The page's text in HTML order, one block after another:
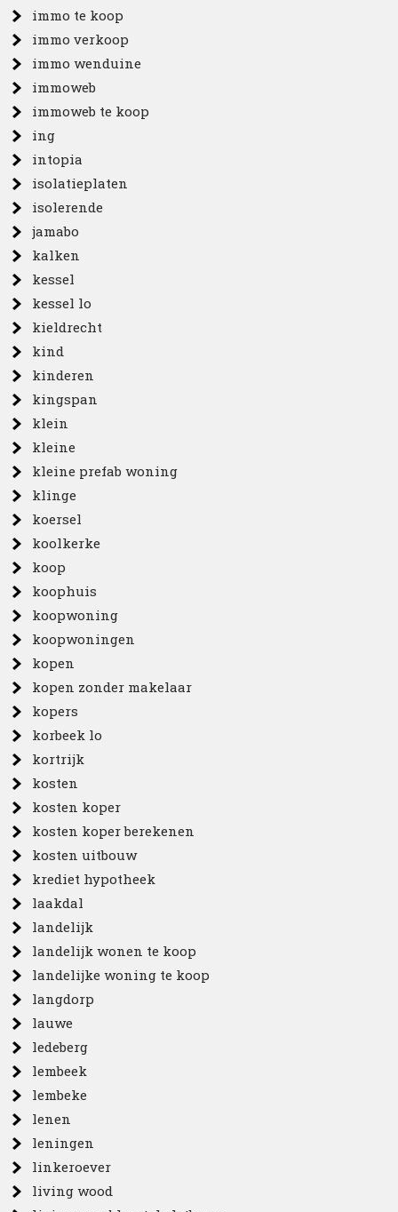
immo te koop
immo verkoop
immo wenduine
immoweb
immoweb te koop
ing
intopia
isolatieplaten
isolerende
jamabo
kalken
kessel
kessel lo
kieldrecht
kind
kinderen
kingspan
klein
kleine
kleine prefab woning
klinge
koersel
koolkerke
koop
koophuis
koopwoning
koopwoningen
kopen
kopen zonder makelaar
kopers
korbeek lo
kortrijk
kosten
kosten koper
kosten koper berekenen
kosten uitbouw
krediet hypotheek
laakdal
landelijk
landelijk wonen te koop
landelijke woning te koop
langdorp
lauwe
ledeberg
lembeek
lembeke
lenen
leningen
linkeroever
living wood